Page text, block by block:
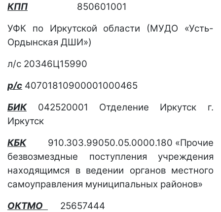
КПП
850601001
УФК по Иркутской области (МУДО «Усть-
Ордынская ДШИ»)
л/с 20346Ц15990
р/с 40701810900001000465
БИК042520001
Отделение Иркутск г.
Иркутск
КБК910.303.99050.05.0000.180 «Прочие
безвозмездные поступления учреждения
находящимся в ведении органов местного
самоуправления муниципальных районов»
ОКТМО
25657444